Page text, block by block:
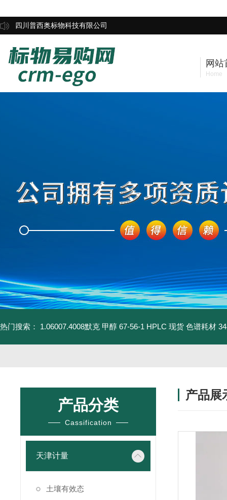
四川普西奥标物科技有限公司
网站
Home
热门搜索： 1.06007.4008默克 甲醇 67-56-1 HPLC 现货 色谱耗材
产品分类
Cassification
天津计量
土壤有效态
产品展